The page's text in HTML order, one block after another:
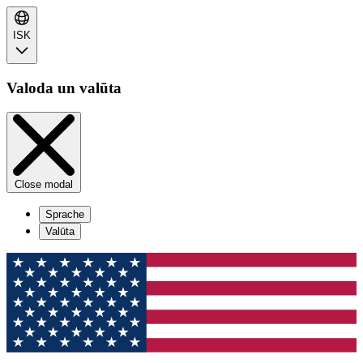
ISK
Valoda un valūta
Close modal
Sprache
Valūta